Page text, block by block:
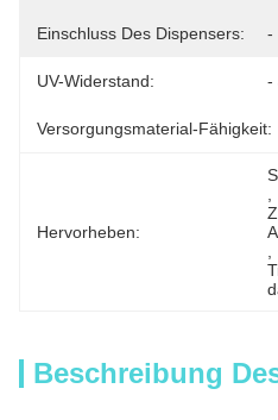
Einschluss Des Dispensers: -
UV-Widerstand: -
Versorgungsmaterial-Fähigkeit:
Hervorheben:
Beschreibung